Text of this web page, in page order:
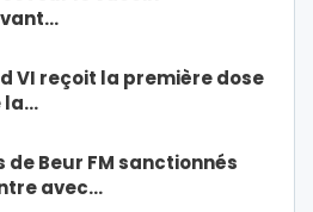
VI reçoit la première dose
la…
Beur FM sanctionnés
avec…